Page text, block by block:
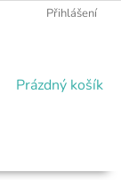
Přihlášení
NÁKUPNÍ
Prázdný košík